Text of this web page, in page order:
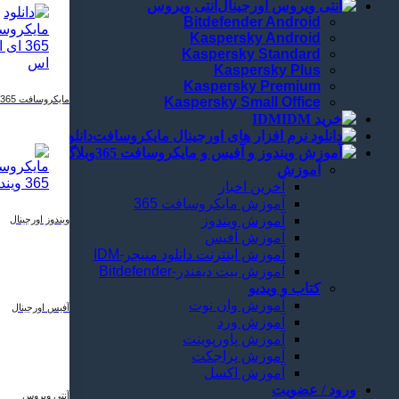
آنتی ویروس
Bitdefender Android
Kaspersky Android
Kaspersky Standard
Kaspersky Plus
Kaspersky Premium
Kaspersky Small Office
IDM
دانلود
وبلاگ
آموزش
آخرین اخبار
آموزش مایکروسافت 365
آموزش ویندوز
آموزش آفیس
آموزش اینترنت دانلود منیجر-IDM
آموزش بیت دیفندر-Bitdefender
کتاب و ویدیو
آموزش وان نوت
آموزش ورد
آموزش پاورپوینت
آموزش پراجکت
آموزش اکسل
ورود / عضویت
مایکروسافت 365
ویندوز اورجینال
آفیس اورجینال
آنتی ویروس